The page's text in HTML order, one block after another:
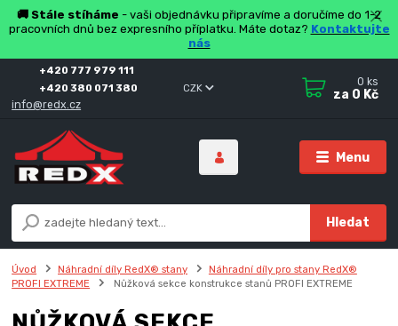
🚚 Stále stíháme - vaši objednávku připravíme a doručíme do 1-2
pracovních dnů bez expresního příplatku. Máte dotaz? Kontaktujte
nás
Menu
CZK
Hledat
+420 777 979 111
+420 380 071 380
info@redx.cz
0 ks
za 0 Kč
Úvod Náhradní díly RedX® stany
Náhradní díly pro stany RedX®
PROFI EXTREME
Nůžková sekce konstrukce stanů PROFI EXTREME